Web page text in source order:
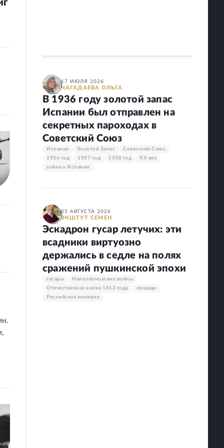
17 ИЮЛЯ 2026
ЧАГАДАЕВА ОЛЬГА
В 1936 году золотой запас
Испании был отправлен на
секретных пароходах в
Советский Союз
Испания Золотой Запас
Советский Союз
1936 год
1937 год 1938 год
XX век
война в Испании
05 АВГУСТА 2026
ЭКШТУТ СЕМЕН
Эскадрон гусар летучих: эти
всадники виртуозно
держались в седле на полях
сражений пушкинской эпохи
гусары
Наполеоновские войны
Отечественная война 1812 года
лошади
Российская империя